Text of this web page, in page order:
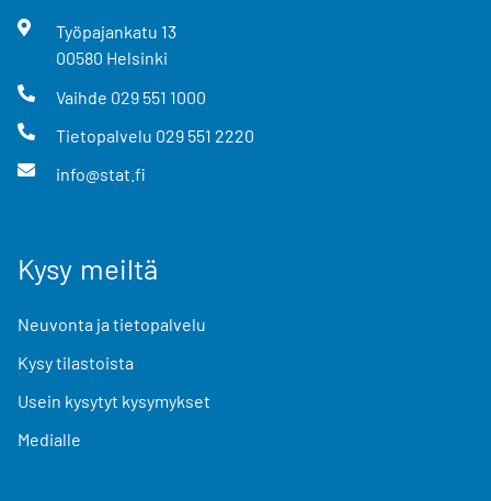
Työpajankatu 13
00580 Helsinki
Vaihde 029 551 1000
Tietopalvelu 029 551 2220
info@stat.fi
Kysy meiltä
Neuvonta ja tietopalvelu
Kysy tilastoista
Usein kysytyt kysymykset
Medialle